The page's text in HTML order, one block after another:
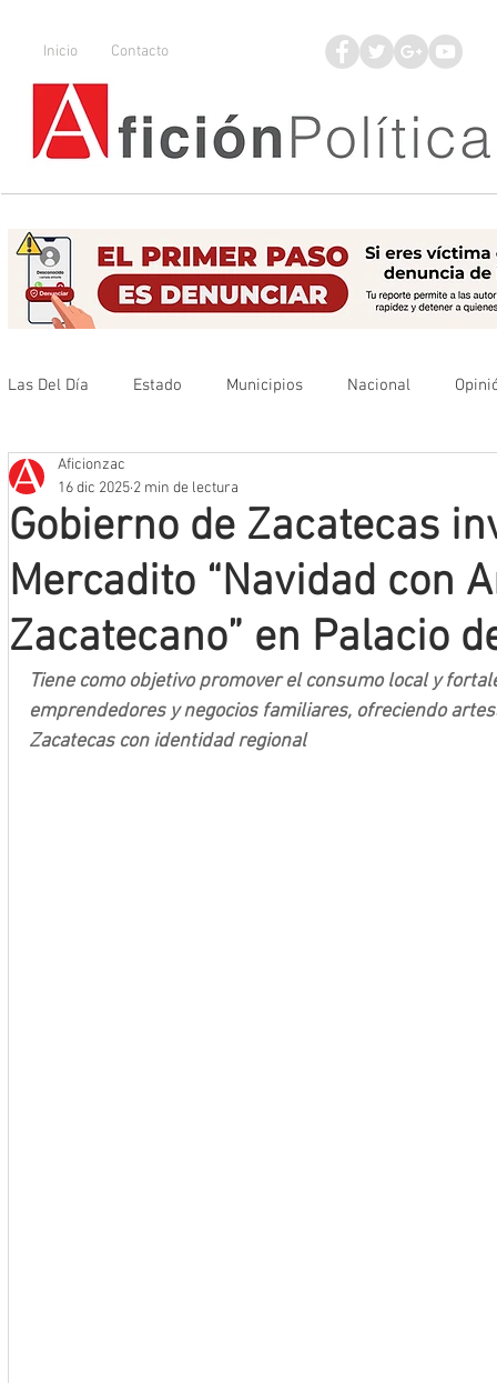
Inicio Contacto
Las Del Día Estado Municipios Nacional
Que no se olvide
Mineros LNBP
Gobierno de Zacatecas
Mercadito “Navidad con
Zacatecano” en Palacio
Aficionzac
16 dic 2025 2 min de lectura
Tiene como objetivo promover el consumo local y
emprendedores y negocios familiares, ofreciendo
Zacatecas con identidad regional